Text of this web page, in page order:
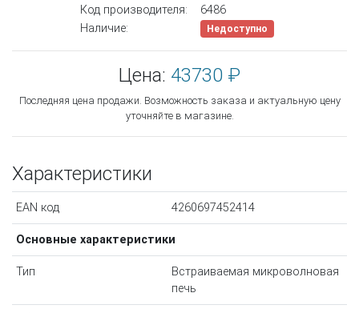
Код производителя:
6486
Наличие:
Недоступно
Цена: 43730 ₽
Последняя цена продажи. Возможность заказа и актуальную цену
уточняйте в магазине.
Характеристики
EAN код 4260697452414
Основные характеристики
Тип
Встраиваемая микроволновая
печь